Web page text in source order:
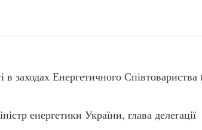
в заходах Енергетичного
енергетики України, глава делегації